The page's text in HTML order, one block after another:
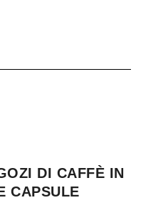
DI CAFFÈ IN
CAPSULE